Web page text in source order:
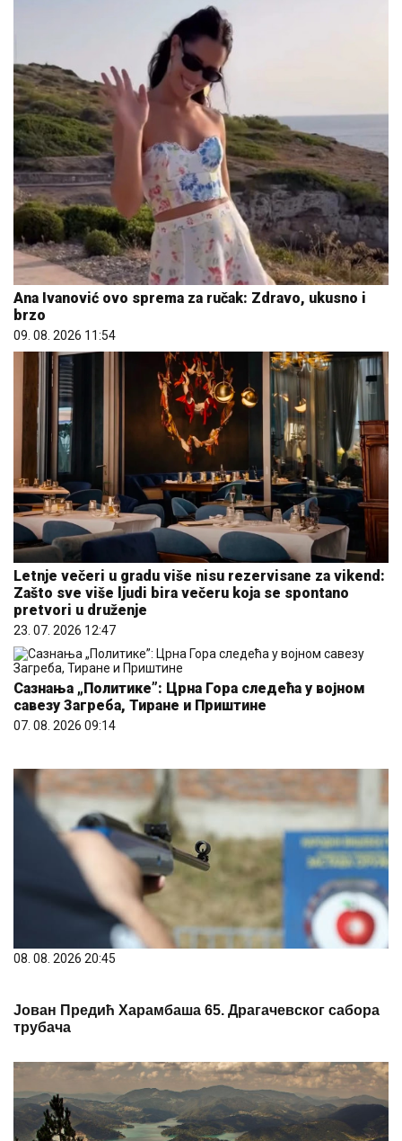
Ana Ivanović ovo sprema za ručak: Zdravo, ukusno i
brzo
09. 08. 2026 11:54
Letnje večeri u gradu više nisu rezervisane za vikend:
Zašto sve više ljudi bira večeru koja se spontano
pretvori u druženje
23. 07. 2026 12:47
Сазнања „Политике”: Црна Гора следећа у војном
савезу Загреба, Тиране и Приштине
07. 08. 2026 09:14
08. 08. 2026 20:45
Јован Предић Харамбаша 65. Драгачевског сабора
трубача